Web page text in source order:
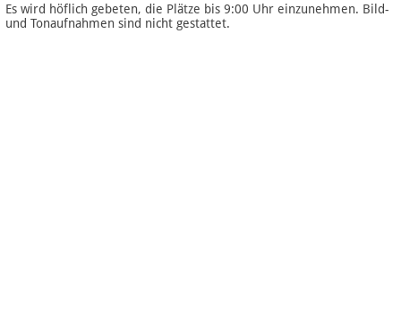
Es wird höflich gebeten, die Plätze bis 9:00 Uhr einzunehmen. Bild-
und Tonaufnahmen sind nicht gestattet.